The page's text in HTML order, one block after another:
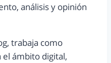
análisis y opinión
trabaja como
ámbito digital,